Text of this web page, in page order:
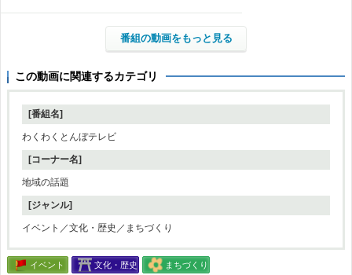
番組の動画をもっと見る
この動画に関連するカテゴリ
[番組名]
わくわくとんぼテレビ
[コーナー名]
地域の話題
[ジャンル]
イベント／文化・歴史／まちづくり
イベント 文化・歴史 まちづくり